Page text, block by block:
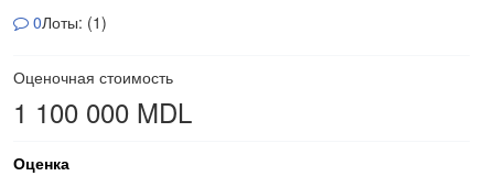
0Лоты: (1)
Оценочная стоимость
1 100 000 MDL
Оценка